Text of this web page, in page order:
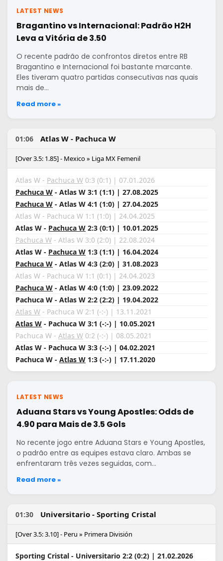
LATEST NEWS
Bragantino vs Internacional: Padrão H2H
Leva a Vitória de 3.50
O recente padrão de confrontos diretos entre RB
Bragantino e Internacional foi bastante marcante.
Eles tiveram quatro partidas consecutivas nas quais
mais de…
Read more »
01:06 Atlas W - Pachuca W
[Over 3.5: 1.85] - Mexico » Liga MX Femenil
Atlas W - Pachuca W 0:3 (0:1) | 07.01.2026
Pachuca W - Atlas W 3:1 (1:1) | 27.08.2025
Pachuca W - Atlas W 4:1 (1:0) | 27.04.2025
Atlas W - Pachuca W 1:1 (1:0) | 24.04.2025
Atlas W - Pachuca W 2:3 (0:1) | 10.01.2025
Pachuca W - Atlas W 3:0 (2:0) | 22.08.2024
Atlas W - Pachuca W 1:3 (1:1) | 16.04.2024
Pachuca W - Atlas W 4:3 (2:0) | 31.08.2023
Atlas W - Pachuca W 1:1 (0:1) | 24.04.2023
Pachuca W - Atlas W 4:0 (1:0) | 23.09.2022
Pachuca W - Atlas W 2:2 (2:2) | 19.04.2022
Atlas W - Pachuca W 2:1 (-:-) | 13.11.2021
Atlas W - Pachuca W 3:1 (-:-) | 10.05.2021
Pachuca W - Atlas W 0:2 (-:-) | 08.05.2021
Atlas W - Pachuca W 3:3 (-:-) | 04.02.2021
Pachuca W - Atlas W 1:3 (-:-) | 17.11.2020
LATEST NEWS
Aduana Stars vs Young Apostles: Odds de
4.90 para Mais de 3.5 Gols
No recente jogo entre Aduana Stars e Young Apostles,
o padrão entre as equipes estava claro. Ambas se
enfrentaram três vezes seguidas, com…
Read more »
01:30 Universitario - Sporting Cristal
[Over 3.5: 3.10] - Peru » Primera División
Sporting Cristal - Universitario 2:2 (0:2) | 21.02.2026